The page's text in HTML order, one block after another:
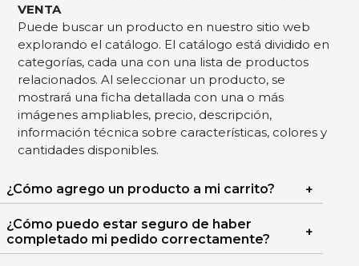
VENTA
Puede buscar un producto en nuestro sitio web
explorando el catálogo. El catálogo está dividido en
categorías, cada una con una lista de productos
relacionados. Al seleccionar un producto, se
mostrará una ficha detallada con una o más
imágenes ampliables, precio, descripción,
información técnica sobre características, colores y
cantidades disponibles.
¿Cómo agrego un producto a mi carrito?
¿Cómo puedo estar seguro de haber
completado mi pedido correctamente?